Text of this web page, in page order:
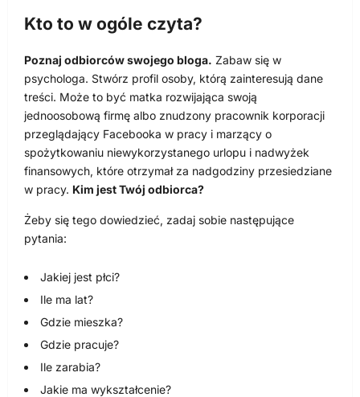
Kto to w ogóle czyta?
Poznaj odbiorców swojego bloga. Zabaw się w
psychologa. Stwórz profil osoby, którą zainteresują dane
treści. Może to być matka rozwijająca swoją
jednoosobową firmę albo znudzony pracownik korporacji
przeglądający Facebooka w pracy i marzący o
spożytkowaniu niewykorzystanego urlopu i nadwyżek
finansowych, które otrzymał za nadgodziny przesiedziane
w pracy. Kim jest Twój odbiorca?
Żeby się tego dowiedzieć, zadaj sobie następujące
pytania:
Jakiej jest płci?
Ile ma lat?
Gdzie mieszka?
Gdzie pracuje?
Ile zarabia?
Jakie ma wykształcenie?